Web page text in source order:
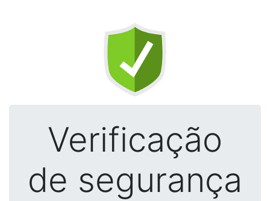
Verificação
de segurança